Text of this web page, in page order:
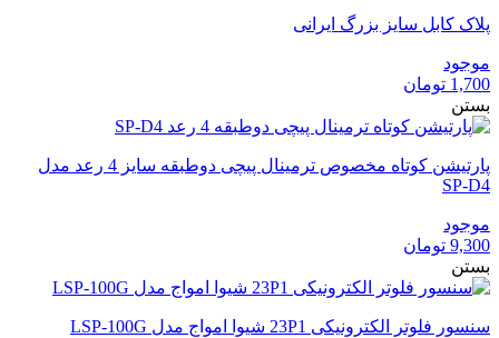
پلاک کابل سایز بزرگ ایرانی
موجود
1,700 تومان
بستن
پارتیشن کوتاه مخصوص ترمینال پیچی دوطبقه سایز 4 رعد مدل
SP-D4
موجود
9,300 تومان
بستن
سنسور فلوتر الکترونیکی 23P1 شیوا امواج مدل LSP-100G